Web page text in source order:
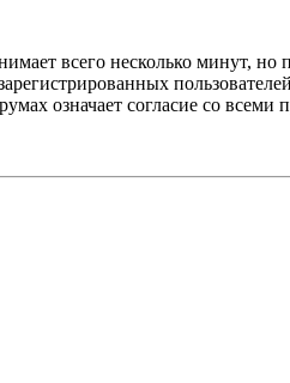
всего несколько минут,
означает согласие со всеми